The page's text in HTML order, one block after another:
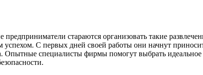
стараются организовать такие
успехом. С первых дней своей работы они начнут
Опытные специалисты фирмы помогут выбрать